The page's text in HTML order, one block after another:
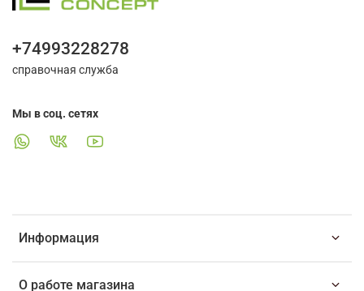
Информация
О работе магазина
+74993228278
справочная служба
Мы в соц. сетях